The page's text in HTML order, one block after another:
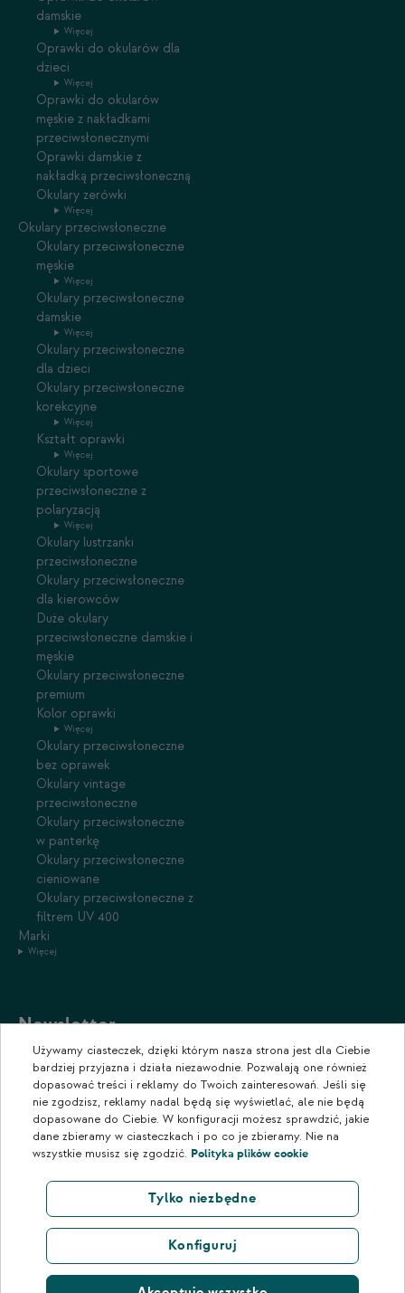
damskie
Więcej
Oprawki do okularów dla
dzieci
Więcej
Oprawki do okularów
męskie z nakładkami
przeciwsłonecznymi
Oprawki damskie z
nakładką przeciwsłoneczną
Okulary zerówki
Więcej
Okulary przeciwsłoneczne
Okulary przeciwsłoneczne
męskie
Więcej
Okulary przeciwsłoneczne
damskie
Więcej
Okulary przeciwsłoneczne
dla dzieci
Okulary przeciwsłoneczne
korekcyjne
Więcej
Kształt oprawki
Więcej
Okulary sportowe
przeciwsłoneczne z
polaryzacją
Więcej
Okulary lustrzanki
przeciwsłoneczne
Okulary przeciwsłoneczne
dla kierowców
Duże okulary
przeciwsłoneczne damskie i
męskie
Okulary przeciwsłoneczne
premium
Kolor oprawki
Więcej
Okulary przeciwsłoneczne
bez oprawek
Okulary vintage
przeciwsłoneczne
Okulary przeciwsłoneczne
w panterkę
Okulary przeciwsłoneczne
cieniowane
Okulary przeciwsłoneczne z
filtrem UV 400
Marki
Więcej
Newsletter
Zapisz się do naszego newslettera, aby otrzymywać informacje o
promocjach i nowościach w naszym sklepie.
Używamy ciasteczek, dzięki którym nasza strona jest dla Ciebie
bardziej przyjazna i działa niezawodnie. Pozwalają one również
dopasować treści i reklamy do Twoich zainteresowań. Jeśli się
nie zgodzisz, reklamy nadal będą się wyświetlać, ale nie będą
dopasowane do Ciebie. W konfiguracji możesz sprawdzić, jakie
dane zbieramy w ciasteczkach i po co je zbieramy. Nie na
wszystkie musisz się zgodzić. Polityka plików cookie
Tylko niezbędne
Konfiguruj